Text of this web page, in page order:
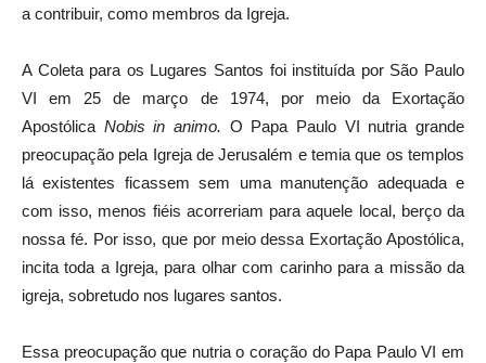
a contribuir, como membros da Igreja.
A Coleta para os Lugares Santos foi instituída por São Paulo
VI em 25 de março de 1974, por meio da Exortação
Apostólica Nobis in animo. O Papa Paulo VI nutria grande
preocupação pela Igreja de Jerusalém e temia que os templos
lá existentes ficassem sem uma manutenção adequada e
com isso, menos fiéis acorreriam para aquele local, berço da
nossa fé. Por isso, que por meio dessa Exortação Apostólica,
incita toda a Igreja, para olhar com carinho para a missão da
igreja, sobretudo nos lugares santos.
Essa preocupação que nutria o coração do Papa Paulo VI em